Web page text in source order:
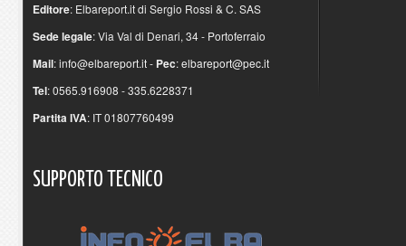
Editore: Elbareport.it di Sergio Rossi & C. SAS
Sede legale: Via Val di Denari, 34 - Portoferraio
Mail:info@elbareport.it- Pec:elbareport@pec.it
Tel: 0565.916908 - 335.6228371
Partita IVA: IT 01807760499
SUPPORTO TECNICO